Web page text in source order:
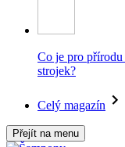
Co je pro přírodu
strojek?
Celý magazín
Přejít na menu